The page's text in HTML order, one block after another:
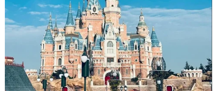
Các bị cáo tại phiên tòa. (Ảnh: Phạm Kiên/TTXVN)
Sáng 18/8, ngày thứ tư xét xử vụ án sai phạm
trong quản lý, sử dụng đất đai tại tỉnh Bình